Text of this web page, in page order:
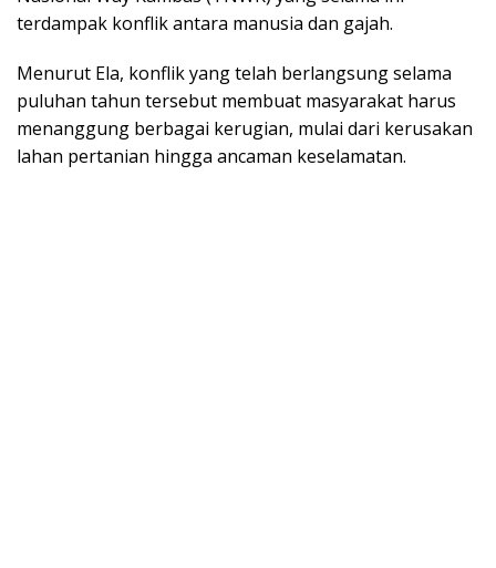
terdampak konflik antara manusia dan gajah.
Menurut Ela, konflik yang telah berlangsung selama
puluhan tahun tersebut membuat masyarakat harus
menanggung berbagai kerugian, mulai dari kerusakan
lahan pertanian hingga ancaman keselamatan.